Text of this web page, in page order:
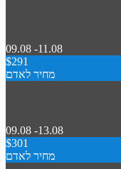
09.08 -11.08
$291
מחיר לאדם
09.08 -13.08
$301
מחיר לאדם